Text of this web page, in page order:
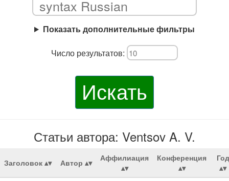
Показать дополнительные фильтры
Число результатов:
Искать
Статьи автора: Ventsov A. V.
Заголовок Автор Аффилиация Конференция Год